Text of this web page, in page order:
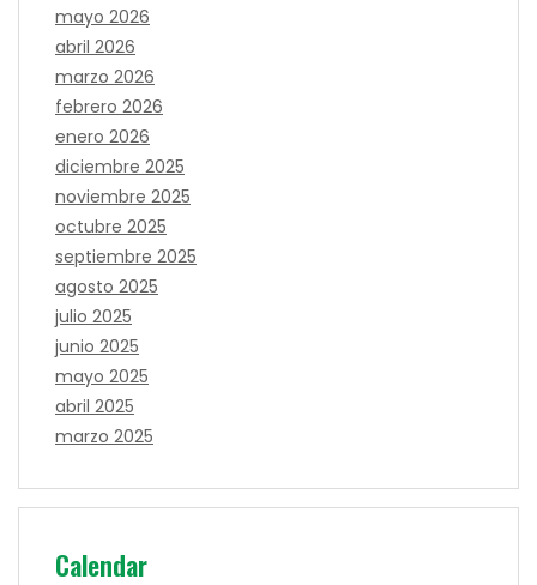
mayo 2026
abril 2026
marzo 2026
febrero 2026
enero 2026
diciembre 2025
noviembre 2025
octubre 2025
septiembre 2025
agosto 2025
julio 2025
junio 2025
mayo 2025
abril 2025
marzo 2025
Calendar